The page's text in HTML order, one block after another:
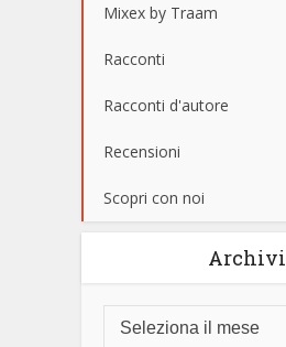
Mixex by Traam
Racconti
Racconti d'autore
Recensioni
Scopri con noi
Archivi